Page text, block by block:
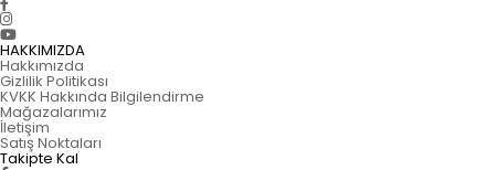
HAKKIMIZDA
Hakkımızda
Gizlilik Politikası
KVKK Hakkında Bilgilendirme
Mağazalarımız
İletişim
Satış Noktaları
Takipte Kal